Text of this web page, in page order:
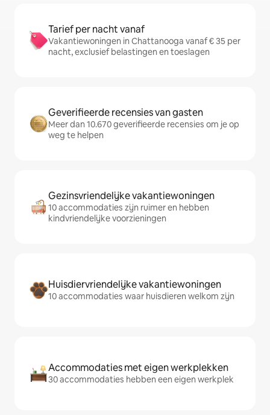
Tarief per nacht vanaf
Vakantiewoningen in Chattanooga vanaf € 35 per
nacht, exclusief belastingen en toeslagen
Geverifieerde recensies van gasten
Meer dan 10.670 geverifieerde recensies om je op
weg te helpen
Gezinsvriendelijke vakantiewoningen
10 accommodaties zijn ruimer en hebben
kindvriendelijke voorzieningen
Huisdiervriendelijke vakantiewoningen
10 accommodaties waar huisdieren welkom zijn
Accommodaties met eigen werkplekken
30 accommodaties hebben een eigen werkplek